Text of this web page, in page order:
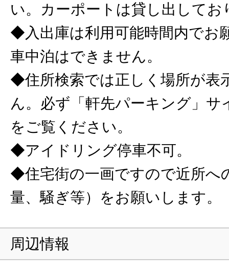
い。カーポートは貸し出してお
◆入出庫は利用可能時間内でお
車中泊はできません。
◆住所検索では正しく場所が表
ん。必ず「軒先パーキング」サ
をご覧ください。
◆アイドリング停車不可。
◆住宅街の一画ですので近所へ
量、騒ぎ等）をお願いします。
周辺情報